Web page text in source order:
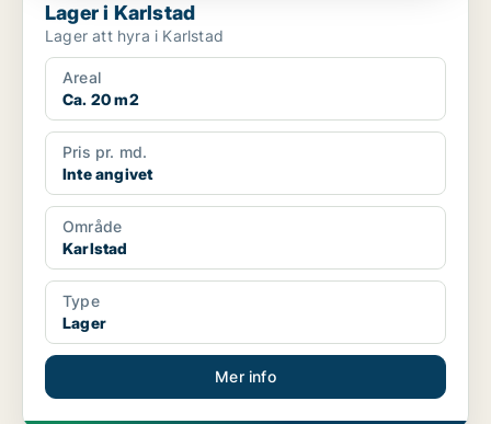
Lager i Karlstad
Lager att hyra i Karlstad
Areal
Ca. 20 m2
Pris pr. md.
Inte angivet
Område
Karlstad
Type
Lager
Mer info